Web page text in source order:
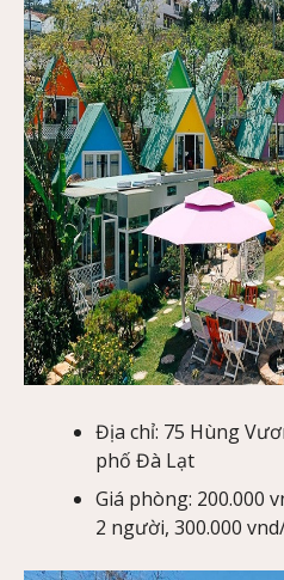
Địa chỉ: 75 Hùng
phố Đà Lạt
Giá phòng: 200.000
2 người, 300.000